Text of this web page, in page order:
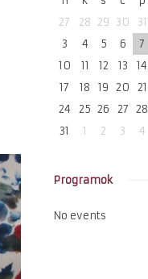
27
28 29 30 31
3
4 5 6 7
10
11 12 13 14
17
18 19 20 21
24
25 26 27 28
31
1 2 3 4
Programok
No events